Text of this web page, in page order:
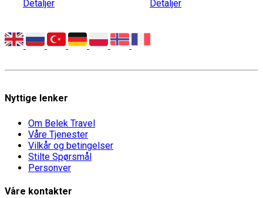
Detaljer
Detaljer
Nyttige lenker
Om Belek Travel
Våre Tjenester
Vilkår og betingelser
Stilte Spørsmål
Personver
Våre kontakter